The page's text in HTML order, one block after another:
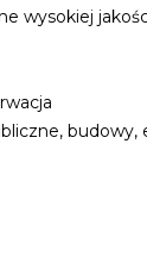
wysokiej
budowy,